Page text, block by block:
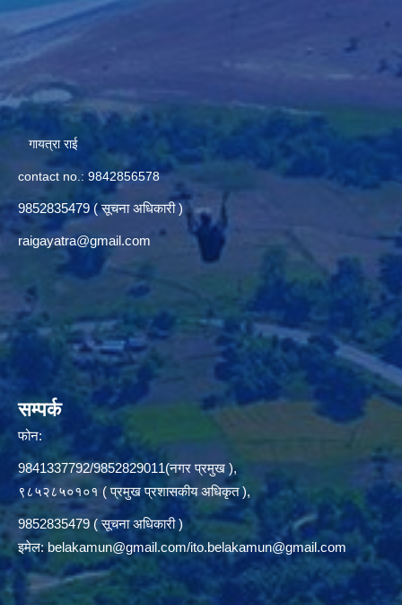
गायत्रा राई
contact no.: 9842856578
9852835479 ( सूचना अधिकारी )
raigayatra@gmail.com
सम्पर्क
फोन:
9841337792/9852829011(नगर प्रमुख ),
९८५२८५०१०१ ( प्रमुख प्रशासकीय अधिकृत ),
9852835479 ( सूचना अधिकारी )
इमेल:belakamun@gmail.com/ito.belakamun@gmail.com